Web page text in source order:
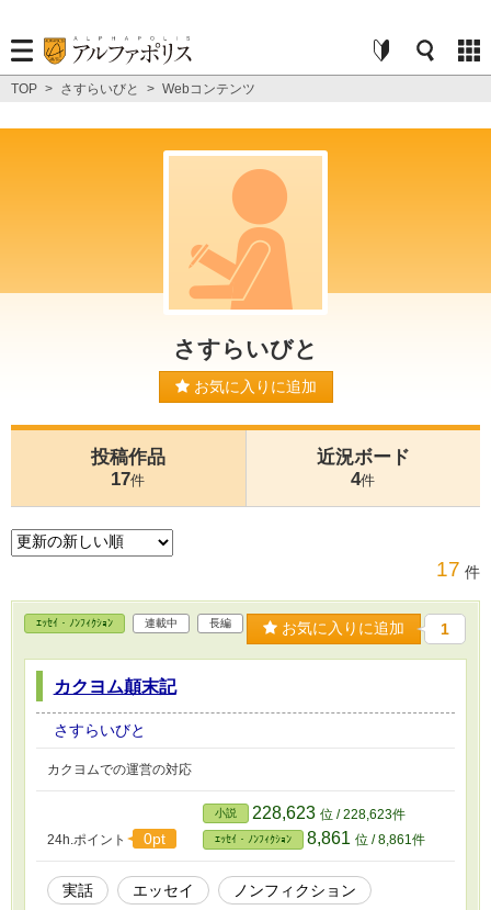
TOP > さすらいびと > Webコンテンツ
さすらいびと
お気に入りに追加
投稿作品
17件
近況ボード
4件
17 件
ｴｯｾｲ・ﾉﾝﾌｨｸｼｮﾝ 連載中 長編 お気に入りに追加 1
カクヨム顛末記
さすらいびと
カクヨムでの運営の対応
24h.ポイント 0pt
小説 228,623 位 / 228,623件
ｴｯｾｲ・ﾉﾝﾌｨｸｼｮﾝ 8,861 位 / 8,861件
実話 エッセイ ノンフィクション